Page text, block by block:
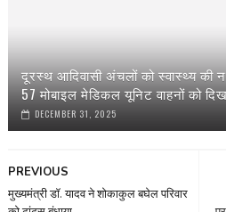
दूरस्थ आदिवासी अंचलों को स्वास्थ्य की
57 मोबाइल मेडिकल यूनिट वाहनों को
DECEMBER 31, 2025
PREVIOUS
मुख्यमंत्री डॉ. यादव ने शोकाकुल बघेल परिवार